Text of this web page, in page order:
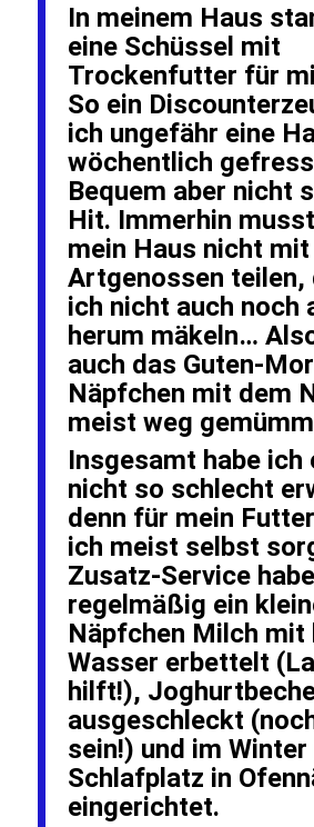
In meinem Haus
eine Schüssel mit
Trockenfutter für
So ein
ich ungefähr eine
wöchentlich
Bequem aber nicht
Hit. Immerhin
mein Haus nicht mit
Artgenossen teilen,
ich nicht auch noch
herum mäkeln…
auch das Guten-
Näpfchen mit dem
meist weg
Insgesamt habe ich
nicht so schlecht
denn für mein
ich meist selbst
Zusatz-Service
regelmäßig ein
Näpfchen Milch mit
Wasser erbettelt
hilft!),
ausgeschleckt
sein!) und im Winter
Schlafplatz in
eingerichtet.